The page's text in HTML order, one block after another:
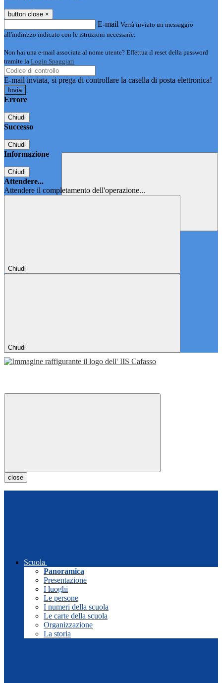
button close ×
E-mail Verrà inviato un messaggio
all'indirizzo indicato con le istruzioni necessarie.
Non hai una e-mail associata al nome utente? Effettua il reset della password
tramite la Login Spaggiari
E-mail inviata, si prega di controllare la casella di posta elettronica!
Errore
Chiudi
Successo
Chiudi
Informazione
Chiudi
Attendere...
Attendere il completamento dell'operazione...
Chiudi
Chiudi
close
Scuola
Panoramica
Presentazione
I luoghi
Le persone
I numeri della scuola
Le carte della scuola
Organizzazione
La storia